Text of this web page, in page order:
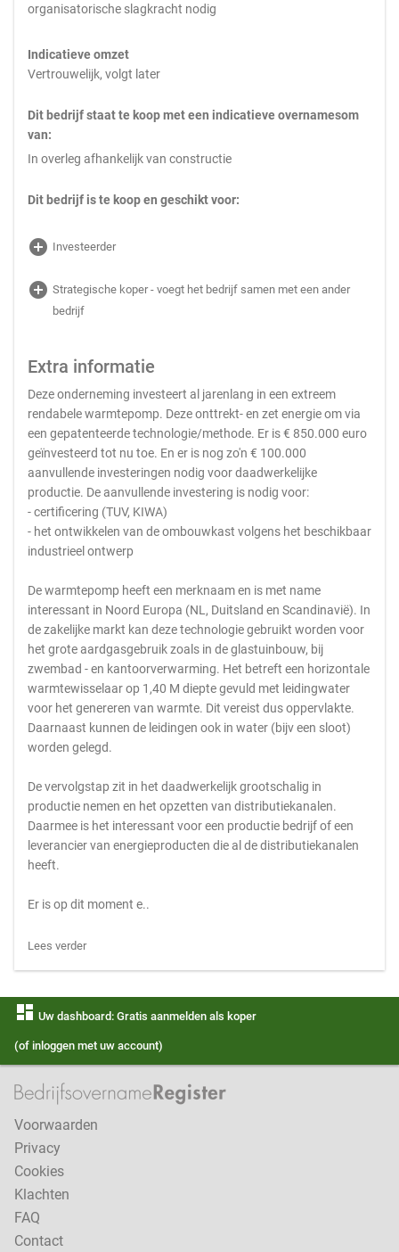
organisatorische slagkracht nodig
Indicatieve omzet
Vertrouwelijk, volgt later
Dit bedrijf staat te koop met een indicatieve overnamesom
van:
In overleg afhankelijk van constructie
Dit bedrijf is te koop en geschikt voor:
add_circle Investeerder
add_circle Strategische koper - voegt het bedrijf samen met een ander
bedrijf
Extra informatie
Deze onderneming investeert al jarenlang in een extreem
rendabele warmtepomp. Deze onttrekt- en zet energie om via
een gepatenteerde technologie/methode. Er is € 850.000 euro
geïnvesteerd tot nu toe. En er is nog zo'n € 100.000
aanvullende investeringen nodig voor daadwerkelijke
productie. De aanvullende investering is nodig voor:
- certificering (TUV, KIWA)
- het ontwikkelen van de ombouwkast volgens het beschikbaar
industrieel ontwerp
De warmtepomp heeft een merknaam en is met name
interessant in Noord Europa (NL, Duitsland en Scandinavië). In
de zakelijke markt kan deze technologie gebruikt worden voor
het grote aardgasgebruik zoals in de glastuinbouw, bij
zwembad - en kantoorverwarming. Het betreft een horizontale
warmtewisselaar op 1,40 M diepte gevuld met leidingwater
voor het genereren van warmte. Dit vereist dus oppervlakte.
Daarnaast kunnen de leidingen ook in water (bijv een sloot)
worden gelegd.
De vervolgstap zit in het daadwerkelijk grootschalig in
productie nemen en het opzetten van distributiekanalen.
Daarmee is het interessant voor een productie bedrijf of een
leverancier van energieproducten die al de distributiekanalen
heeft.
Er is op dit moment e..
Lees verder
dashboard Uw dashboard: Gratis aanmelden als koper
(of inloggen met uw account)
Voorwaarden
Privacy
Cookies
Klachten
FAQ
Contact